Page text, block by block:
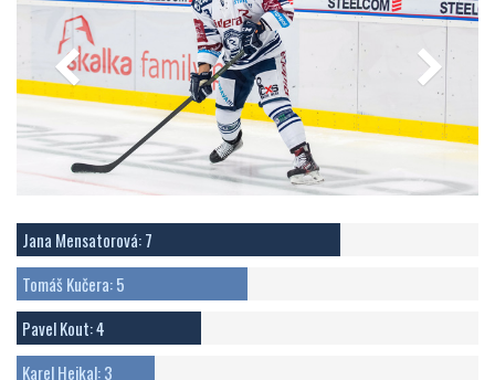
Jana Mensatorová: 7
Tomáš Kučera: 5
Pavel Kout: 4
Karel Hejkal: 3